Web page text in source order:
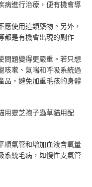
病進行治療，便有機會導
使用這類藥物。另外，
都是有機會出現的副作
問題變得更嚴重。若只想
咳嗽、氣喘和呼吸系統過
品，避免加重毛孩的身體
用靈芝孢子蟲草貓用配
順氣管和增加血液含氧量
系統毛病，如慢性支氣管